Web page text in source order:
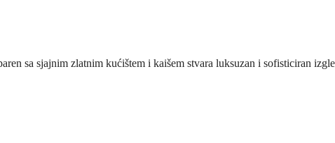
sa sjajnim zlatnim kućištem i kaišem stvara luksuzan i sofisticiran